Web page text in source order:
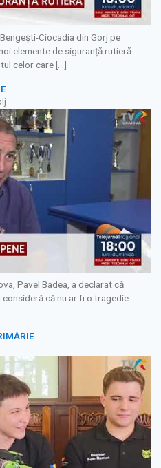
Ciocadia din Gorj pe
elemente de siguranță rutieră
celor care […]
Pavel Badea, a declarat că
că nu ar fi o tragedie